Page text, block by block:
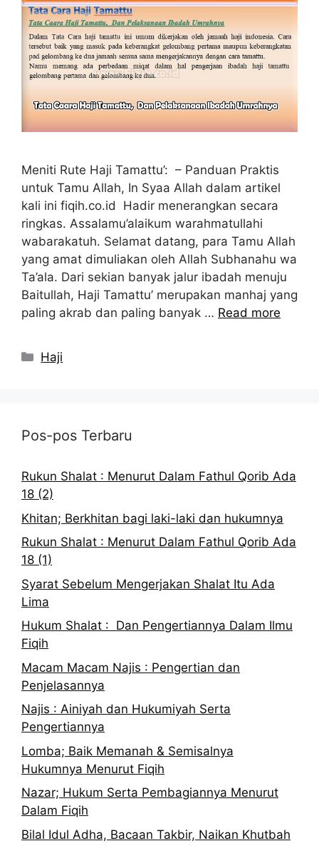
Meniti Rute Haji Tamattu’: – Panduan Praktis
untuk Tamu Allah, In Syaa Allah dalam artikel
kali ini fiqih.co.id Hadir menerangkan secara
ringkas. Assalamu’alaikum warahmatullahi
wabarakatuh. Selamat datang, para Tamu Allah
yang amat dimuliakan oleh Allah Subhanahu wa
Ta’ala. Dari sekian banyak jalur ibadah menuju
Baitullah, Haji Tamattu’ merupakan manhaj yang
paling akrab dan paling banyak … Read more
Kategori
Haji
Pos-pos Terbaru
Rukun Shalat : Menurut Dalam Fathul Qorib Ada
18 (2)
Khitan; Berkhitan bagi laki-laki dan hukumnya
Rukun Shalat : Menurut Dalam Fathul Qorib Ada
18 (1)
Syarat Sebelum Mengerjakan Shalat Itu Ada
Lima
Hukum Shalat : Dan Pengertiannya Dalam Ilmu
Fiqih
Macam Macam Najis : Pengertian dan
Penjelasannya
Najis : Ainiyah dan Hukumiyah Serta
Pengertiannya
Lomba; Baik Memanah & Semisalnya
Hukumnya Menurut Fiqih
Nazar; Hukum Serta Pembagiannya Menurut
Dalam Fiqih
Bilal Idul Adha, Bacaan Takbir, Naikan Khutbah